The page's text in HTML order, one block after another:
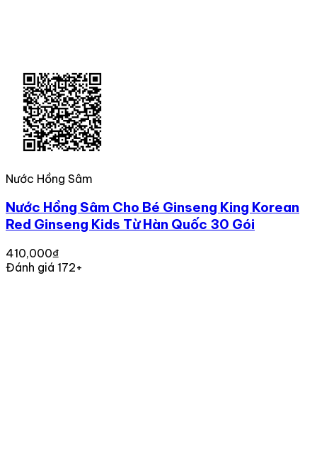
Nước Hồng Sâm
Nước Hồng Sâm Cho Bé Ginseng King Korean
Red Ginseng Kids Từ Hàn Quốc 30 Gói
410,000₫
Đánh giá 172+